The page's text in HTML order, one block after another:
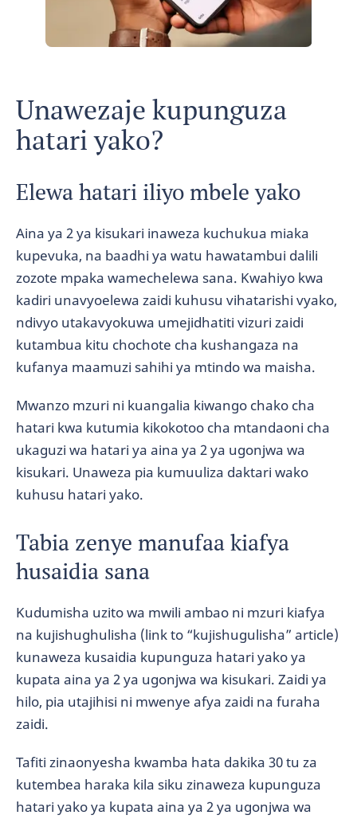
Unawezaje kupunguza
hatari yako?
Elewa hatari iliyo mbele yako
Aina ya 2 ya kisukari inaweza kuchukua miaka
kupevuka, na baadhi ya watu hawatambui dalili
zozote mpaka wamechelewa sana. Kwahiyo kwa
kadiri unavyoelewa zaidi kuhusu vihatarishi vyako,
ndivyo utakavyokuwa umejidhatiti vizuri zaidi
kutambua kitu chochote cha kushangaza na
kufanya maamuzi sahihi ya mtindo wa maisha.
Mwanzo mzuri ni kuangalia kiwango chako cha
hatari kwa kutumia kikokotoo cha mtandaoni cha
ukaguzi wa hatari ya aina ya 2 ya ugonjwa wa
kisukari. Unaweza pia kumuuliza daktari wako
kuhusu hatari yako.
Tabia zenye manufaa kiafya
husaidia sana
Kudumisha uzito wa mwili ambao ni mzuri kiafya
na kujishughulisha (link to “kujishugulisha” article)
kunaweza kusaidia kupunguza hatari yako ya
kupata aina ya 2 ya ugonjwa wa kisukari. Zaidi ya
hilo, pia utajihisi ni mwenye afya zaidi na furaha
zaidi.
Tafiti zinaonyesha kwamba hata dakika 30 tu za
kutembea haraka kila siku zinaweza kupunguza
hatari yako ya kupata aina ya 2 ya ugonjwa wa